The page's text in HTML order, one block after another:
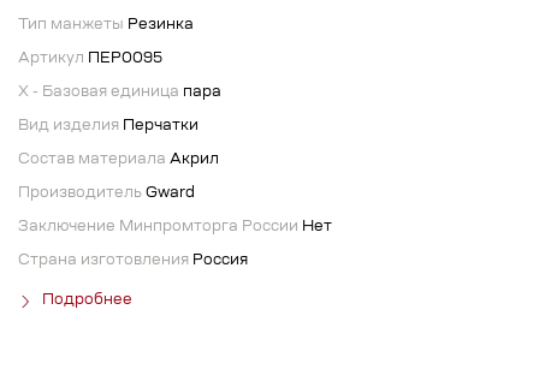
Тип манжеты Резинка
Артикул ПЕР0095
X - Базовая единица пара
Вид изделия Перчатки
Состав материала Акрил
Производитель Gward
Заключение Минпромторга России Нет
Страна изготовления Россия
Подробнее